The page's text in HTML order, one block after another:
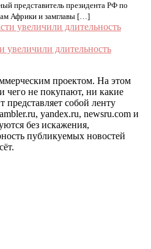
представитель президента РФ по
Африки и замглавы […]
увеличили длительность
проектом. На этом
чего не покупают, ни какие
представляет собой ленту
yandex.ru, newsru.com и
без искажения,
публикуемых новостей